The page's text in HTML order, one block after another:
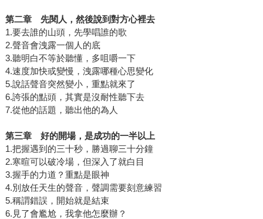
第二章 先閱人，然後說到對方心裡去
1.要去誰的山頭，先學唱誰的歌
2.聲音會洩露一個人的底
3.聽明白不等於聽懂，多咀嚼一下
4.速度加快或變慢，洩露哪種心思變化
5.說話聲音突然變小，重點就來了
6.誇張的點頭，其實是沒耐性聽下去
7.從他的話題，聽出他的為人
第三章 好的開場，是成功的一半以上
1.把握遇到的三十秒，勝過聊三十分鐘
2.寒暄可以破冷場，但深入了就白目
3.握手的力道？重點是眼神
4.別放任天生的聲音，聲調需要刻意練習
5.稱謂錯誤，開始就是結束
6.見了會尷尬，我拿他怎麼辦？